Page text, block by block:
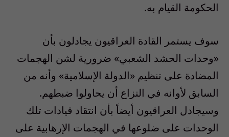
الحكومة القيام به.
سوف يستمر القادة العراقيون يجادلون بأن
«وحدات الحشد الشعبي» ضرورية لشن الهجمات
المضادة على تنظيم «الدولة الإسلامية» وأنه من
السابق لأوانه في النزاع أن يحاولوا ضبطهم.
وسيجادل العراقيون أيضاً بأن انتقاد قيادات تلك
الوحدات على ضلوعها في الهجمات الإرهابية على